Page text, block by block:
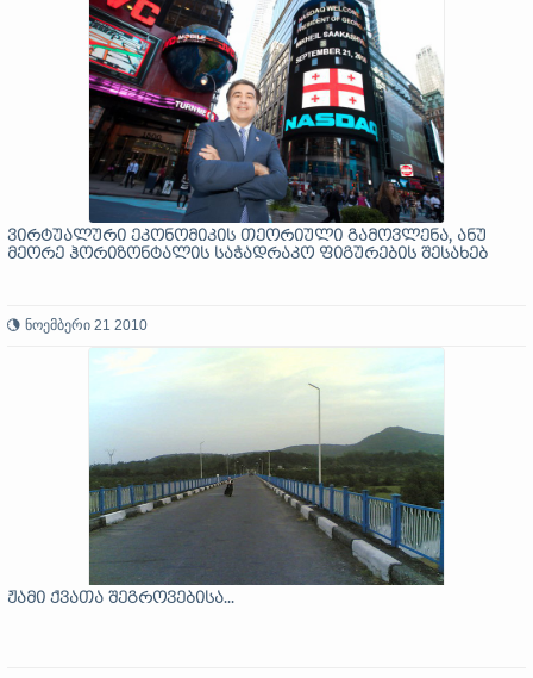
ვირტუალური ეკონომიკის თეორიული გამოვლენა, ანუ
მეორე ჰორიზონტალის საჭადრაკო ფიგურების შესახებ
ნოემბერი 21 2010
ჟამი ქვათა შეგროვებისა...